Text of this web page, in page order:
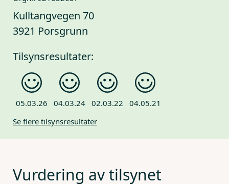
Kulltangvegen 70
3921 Porsgrunn
Tilsynsresultater:
05.03.26 04.03.24 02.03.22
04.05.21
Se flere tilsynsresultater
Vurdering av tilsynet